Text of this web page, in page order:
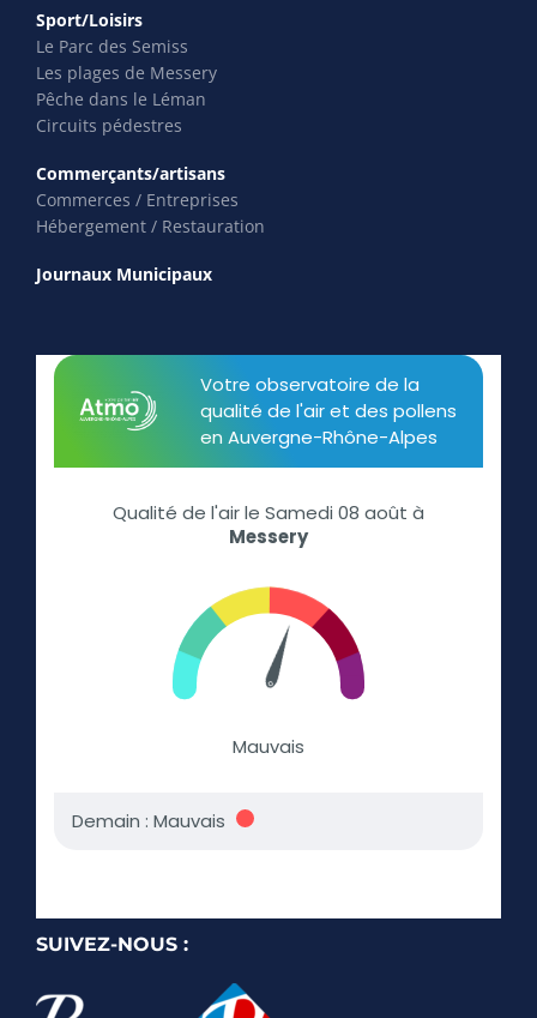
Sport/Loisirs
Le Parc des Semiss
Les plages de Messery
Pêche dans le Léman
Circuits pédestres
Commerçants/artisans
Commerces / Entreprises
Hébergement / Restauration
Journaux Municipaux
SUIVEZ-NOUS :